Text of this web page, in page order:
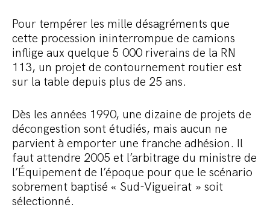
Pour tempérer les mille désagréments que
cette procession ininterrompue de camions
inflige aux quelque 5 000 riverains de la RN
113, un projet de contournement routier est
sur la table depuis plus de 25 ans.
Dès les années 1990, une dizaine de projets de
décongestion sont étudiés, mais aucun ne
parvient à emporter une franche adhésion. Il
faut attendre 2005 et l’arbitrage du ministre de
l’Équipement de l’époque pour que le scénario
sobrement baptisé « Sud-Vigueirat » soit
sélectionné.